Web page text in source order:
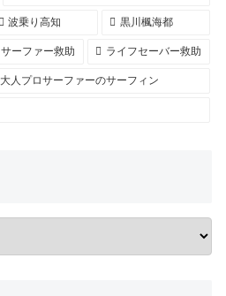
波乗り高知 黒川楓海都
サーファー救助 ライフセーバー救助
大人プロサーファーのサーフィン